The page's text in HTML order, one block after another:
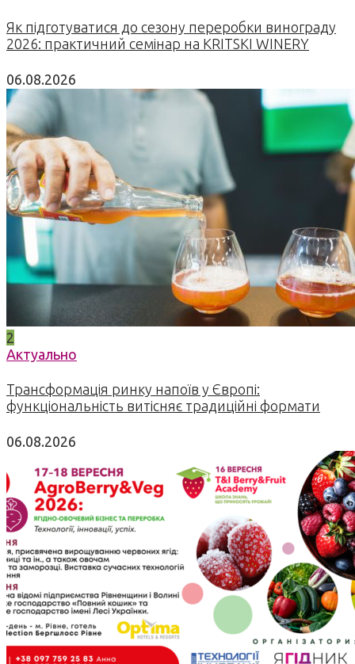
Як підготуватися до сезону переробки винограду
2026: практичний семінар на KRITSKI WINERY
06.08.2026
2
Актуально
Трансформація ринку напоїв у Європі:
функціональність витісняє традиційні формати
06.08.2026